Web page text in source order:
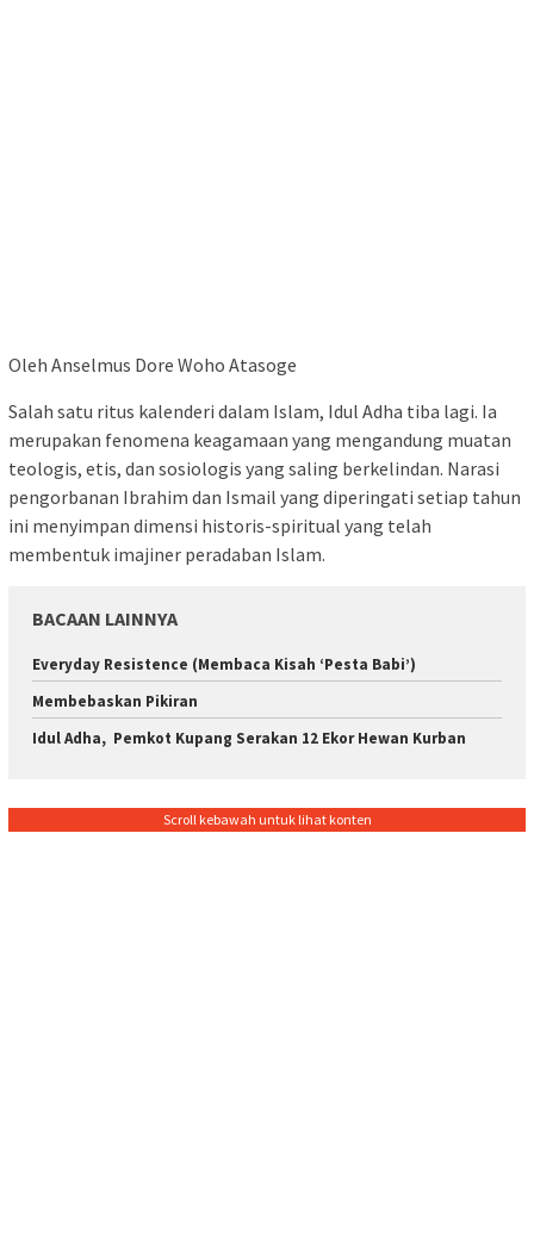
Oleh Anselmus Dore Woho Atasoge
Salah satu ritus kalenderi dalam Islam, Idul Adha tiba lagi. Ia
merupakan fenomena keagamaan yang mengandung muatan
teologis, etis, dan sosiologis yang saling berkelindan. Narasi
pengorbanan Ibrahim dan Ismail yang diperingati setiap tahun
ini menyimpan dimensi historis-spiritual yang telah
membentuk imajiner peradaban Islam.
BACAAN LAINNYA
Everyday Resistence (Membaca Kisah ‘Pesta Babi’)
Membebaskan Pikiran
Idul Adha, Pemkot Kupang Serakan 12 Ekor Hewan Kurban
Scroll kebawah untuk lihat konten